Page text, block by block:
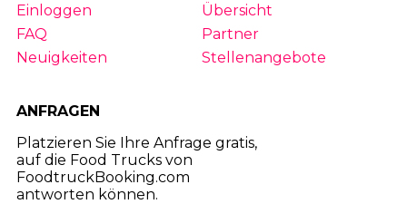
Einloggen
Übersicht
FAQ
Partner
Neuigkeiten
Stellenangebote
ANFRAGEN
Platzieren Sie Ihre Anfrage gratis,
auf die Food Trucks von
FoodtruckBooking.com
antworten können.